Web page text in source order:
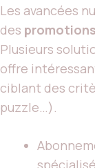
Les avancées
des
Plusieurs
offre
ciblant des
puzzle…).